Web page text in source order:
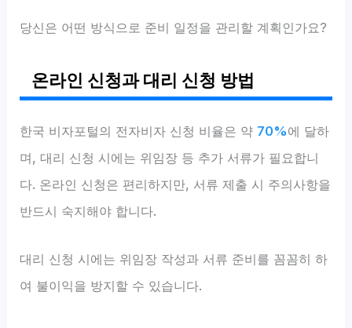
당신은 어떤 방식으로 준비 일정을 관리할 계획인가요?
온라인 신청과 대리 신청 방법
한국 비자포털의 전자비자 신청 비율은 약 70%에 달하
며, 대리 신청 시에는 위임장 등 추가 서류가 필요합니
다. 온라인 신청은 편리하지만, 서류 제출 시 주의사항을
반드시 숙지해야 합니다.
대리 신청 시에는 위임장 작성과 서류 준비를 꼼꼼히 하
여 불이익을 방지할 수 있습니다.